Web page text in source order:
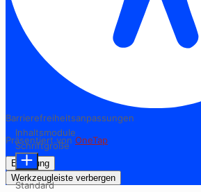
Barrierefreiheitsanpassungen
Präsentiert von OneTap
Erklärung
Werkzeugleiste verbergen
Inhaltsmodule
Schriftgröße
Standard